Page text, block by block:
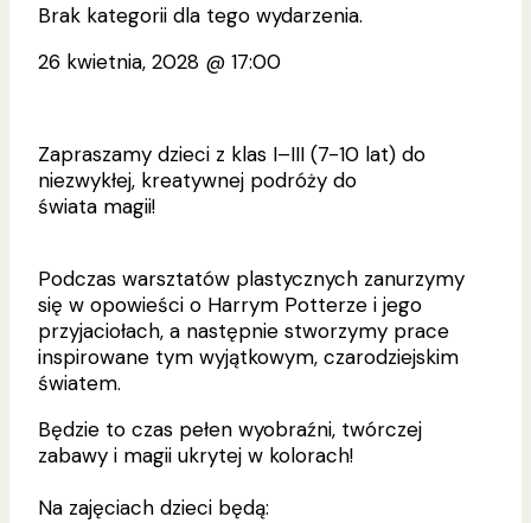
Brak kategorii dla tego wydarzenia.
26 kwietnia, 2028 @ 17:00
Zapraszamy dzieci z klas I–III (7-10 lat) do
niezwykłej, kreatywnej podróży do
świata magii!
Podczas warsztatów plastycznych zanurzymy
się w opowieści o Harrym Potterze i jego
przyjaciołach, a następnie stworzymy prace
inspirowane tym wyjątkowym, czarodziejskim
światem.
Będzie to czas pełen wyobraźni, twórczej
zabawy i magii ukrytej w kolorach!
Na zajęciach dzieci będą: